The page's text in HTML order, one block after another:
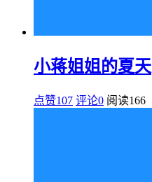
小蒋姐姐的夏天
点赞107 评论0 阅读166